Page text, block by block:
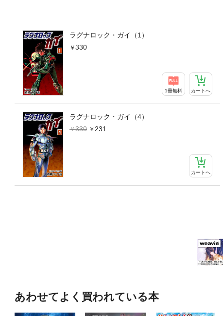
ラグナロック・ガイ（1）
330
1冊無料 カートへ
ラグナロック・ガイ（4）
330
231
カートへ
あわせてよく買われている本